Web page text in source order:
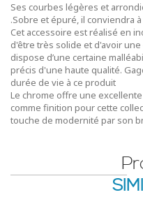
Ses courbes légères et
.Sobre et épuré, il conviendra
Cet accessoire est réalisé en
d'être très solide et d'avoir
dispose d’une certaine
précis d'une haute qualité.
durée de vie à ce produit
Le chrome offre une
comme finition pour cette
touche de modernité par son